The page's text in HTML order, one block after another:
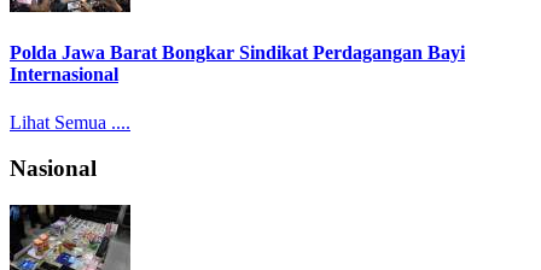
Polda Jawa Barat Bongkar Sindikat Perdagangan Bayi
Internasional
Lihat Semua ....
Nasional